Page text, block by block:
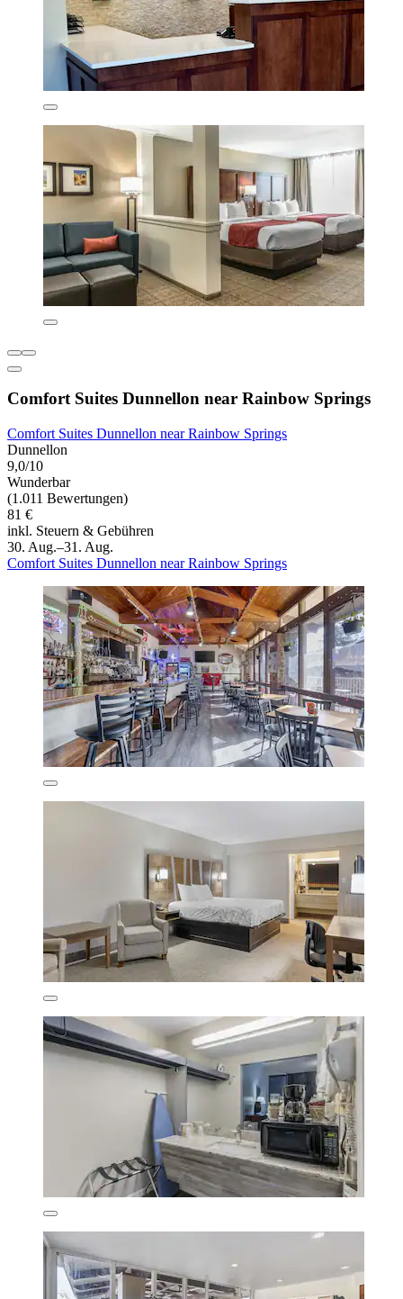
Comfort Suites Dunnellon near Rainbow Springs
Comfort Suites Dunnellon near Rainbow Springs
Dunnellon
9,0/10
Wunderbar
(1.011 Bewertungen)
81 €
inkl. Steuern & Gebühren
30. Aug.–31. Aug.
Comfort Suites Dunnellon near Rainbow Springs